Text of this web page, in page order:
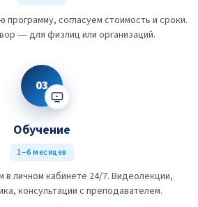
согласуем стоимость и сроки.
— для физлиц или организаций.
03
Обучение
1–6 месяцев
в личном кабинете 24/7. Видеолекции,
консультации с преподавателем.